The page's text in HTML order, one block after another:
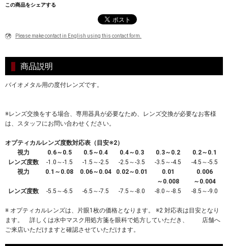
この商品をシェアする
Please make contact in English using this contact form.
商品説明
バイオメタル用の度付レンズです。
※レンズ交換をする場合、専用器具が必要なため、レンズ交換が必要なお客様
は、スタッフにお問い合わせください。
オプティカルレンズ度数対応表（目安※2）
視力
0.6～0.5 0.5～0.4 0.4～0.3 0.3～0.2
0.2～0.1
レンズ度数
-1.0～-1.5 -1.5～-2.5 -2.5～-3.5 -3.5～-4.5
-4.5～-5.5
視力
0.1～0.08 0.06～0.04 0.02～0.01
0.01
～0.008
0.006
～0.004
レンズ度数
-5.5～-6.5 -6.5～-7.5 -7.5～-8.0 -8.0～-8.5 -8.5～-9.0
※ オプティカルレンズは、片眼1枚の価格となります。 ※2 対応表は目安となり
ます。 詳しくは水中マスク用処方箋を眼科で処方していただき、 店舗へ
ご来店いただけますと確認させていただけます。